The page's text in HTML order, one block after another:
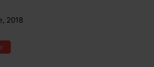
2018